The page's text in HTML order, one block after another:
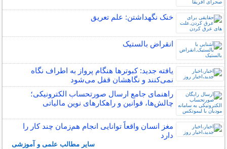
خنک نگهداشتن: علم تعریق
انقراض بالستیک
یافته جدید:‌ کبوترها هنگام پرواز به اطراف نگاه
نمی‌کنند و نگاهشان قفل می‌شود
راهنمای جامع ارسال صورتحساب الکترونیکی؛
چالش‌ها، قوانین و راهکارهای نوین مالیاتی
مغز انسان واقعاً توانایی انجام هم‌زمان چند کار را
دارد
سایر مطالب علمی و آموزشی